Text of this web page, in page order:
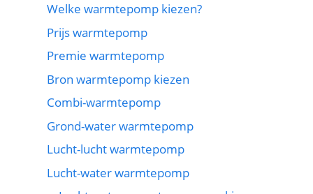
Welke warmtepomp kiezen?
Prijs warmtepomp
Premie warmtepomp
Bron warmtepomp kiezen
Combi-warmtepomp
Grond-water warmtepomp
Lucht-lucht warmtepomp
Lucht-water warmtepomp